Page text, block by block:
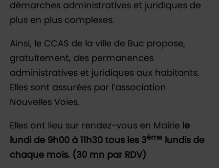
démarches administratives et juridiques de
plus en plus complexes.
Ainsi, le CCAS de la ville de Buc propose,
gratuitement, des permanences
administratives et juridiques aux habitants.
Elles sont assurées par l’association
Nouvelles Voies.
Elles ont lieu sur rendez-vous en Mairie le
lundi de 9h00 à 11h30 tous les 3ème
lundis de
chaque mois. (30 mn par RDV)